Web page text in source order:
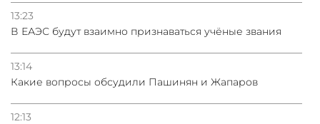
13:23
В ЕАЭС будут взаимно признаваться учёные звания
13:14
Какие вопросы обсудили Пашинян и Жапаров
12:13